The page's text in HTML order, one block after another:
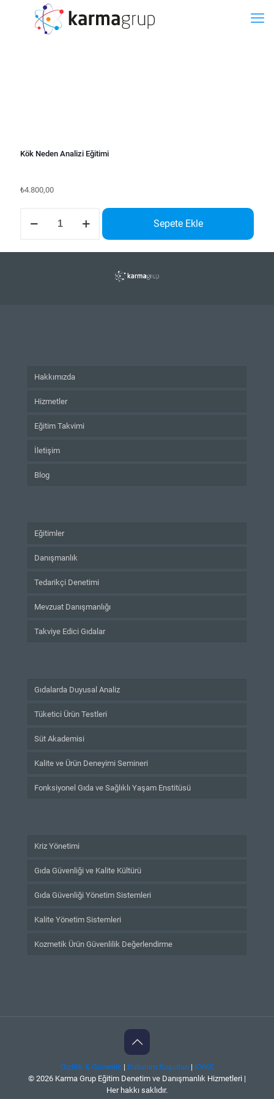
Kök Neden Analizi Eğitimi
₺4.800,00
Neden
Sepete Ekle
Hakkımızda
Hizmetler
Eğitim Takvimi
İletişim
Blog
Eğitimler
Danışmanlık
Tedarikçi Denetimi
Mevzuat Danışmanlığı
Takviye Edici Gıdalar
Gıdalarda Duyusal Analiz
Tüketici Ürün Testleri
Süt Akademisi
Kalite ve Ürün Deneyimi Semineri
Fonksiyonel Gıda ve Sağlıklı Yaşam Enstitüsü
Kriz Yönetimi
Gıda Güvenliği ve Kalite Kültürü
Gıda Güvenliği Yönetim Sistemleri
Kalite Yönetim Sistemleri
Kozmetik Ürün Güvenlilik Değerlendirme
Gizlilik & Güvenlik| Kullanım Koşulları | KVKK
© 2026 Karma Grup Eğitim Denetim ve Danışmanlık Hizmetleri |
Her hakkı saklıdır.